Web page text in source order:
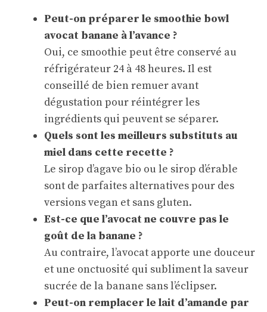
Peut-on préparer le smoothie bowl
avocat banane à l’avance ?
Oui, ce smoothie peut être conservé au
réfrigérateur 24 à 48 heures. Il est
conseillé de bien remuer avant
dégustation pour réintégrer les
ingrédients qui peuvent se séparer.
Quels sont les meilleurs substituts au
miel dans cette recette ?
Le sirop d’agave bio ou le sirop d’érable
sont de parfaites alternatives pour des
versions vegan et sans gluten.
Est-ce que l’avocat ne couvre pas le
goût de la banane ?
Au contraire, l’avocat apporte une douceur
et une onctuosité qui subliment la saveur
sucrée de la banane sans l’éclipser.
Peut-on remplacer le lait d’amande par